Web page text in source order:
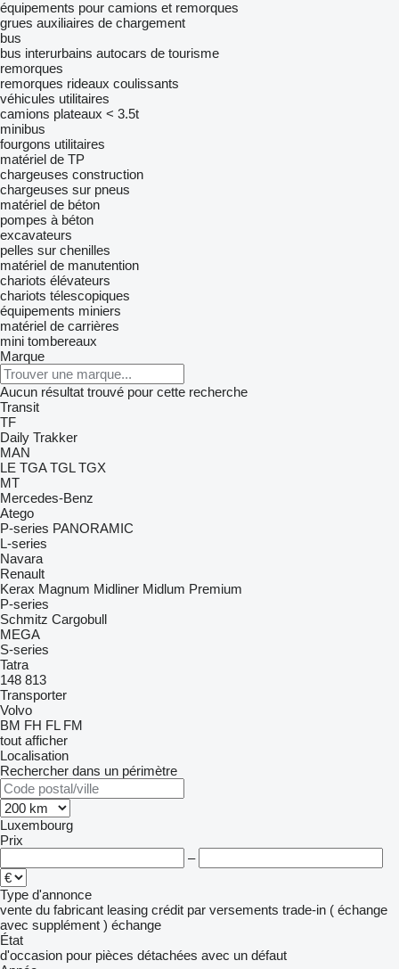
équipements pour camions et remorques
grues auxiliaires de chargement
bus
bus interurbains autocars de tourisme
remorques
remorques rideaux coulissants
véhicules utilitaires
camions plateaux < 3.5t
minibus
fourgons utilitaires
matériel de TP
chargeuses construction
chargeuses sur pneus
matériel de béton
pompes à béton
excavateurs
pelles sur chenilles
matériel de manutention
chariots élévateurs
chariots télescopiques
équipements miniers
matériel de carrières
mini tombereaux
Marque
Aucun résultat trouvé pour cette recherche
Transit
TF
Daily Trakker
MAN
LE TGA TGL TGX
MT
Mercedes-Benz
Atego
P-series PANORAMIC
L-series
Navara
Renault
Kerax Magnum Midliner Midlum Premium
P-series
Schmitz Cargobull
MEGA
S-series
Tatra
148 813
Transporter
Volvo
BM FH FL FM
tout afficher
Localisation
Rechercher dans un périmètre
Luxembourg
Prix
–
Type d'annonce
vente du fabricant leasing crédit par versements trade-in ( échange
avec supplément ) échange
État
d'occasion pour pièces détachées avec un défaut